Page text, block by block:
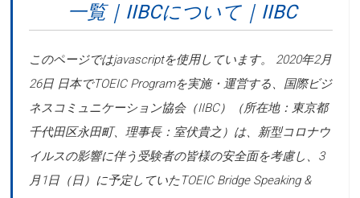
一覧｜IIBCについて｜IIBC
このページではjavascriptを使用しています。 2020年2月
26日 日本でTOEIC Programを実施・運営する、国際ビジ
ネスコミュニケーション協会（IIBC）（所在地：東京都
千代田区永田町、理事長：室伏貴之）は、新型コロナウ
イルスの影響に伴う受験者の皆様の安全面を考慮し、3
月1日（日）に予定していたTOEIC Bridge Speaking &